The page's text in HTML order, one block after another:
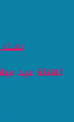
تهنئة عيد